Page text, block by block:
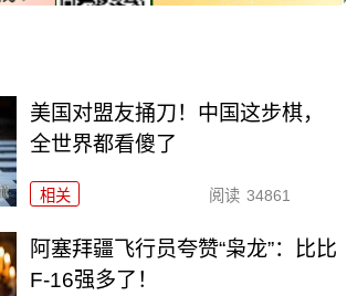
美国对盟友捅刀！中国这步棋，
全世界都看傻了
相关 阅读 34861
阿塞拜疆飞行员夸赞“枭龙”：比比
F-16强多了！